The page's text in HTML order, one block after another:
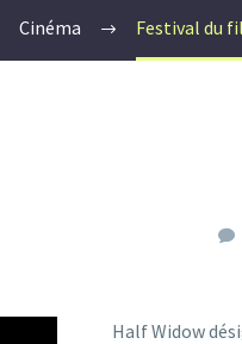
Cinéma Festival du
Half Widow